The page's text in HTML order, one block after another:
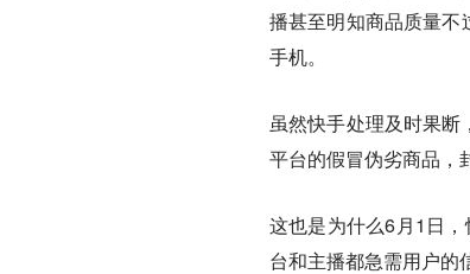
播甚至明知商品质量不
手机。
虽然快手处理及时果断
平台的假冒伪劣商品，
这也是为什么6月1日
台和主播都急需用户的